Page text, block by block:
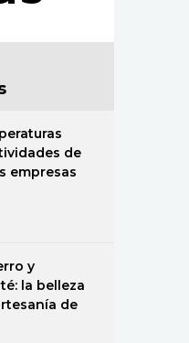
de
empresas
y
la belleza
de